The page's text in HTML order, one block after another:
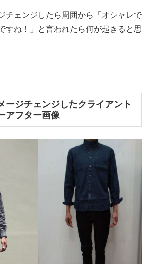
チェンジしたら周囲から「オシャレで
すね！」と言われたら何が起きると思
ージチェンジしたクライアント
アフター画像